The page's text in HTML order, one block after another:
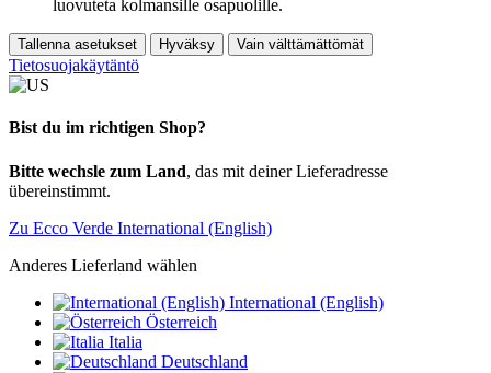
luovuteta kolmansille osapuolille.
Tallenna asetukset Hyväksy Vain välttämättömät
Tietosuojakäytäntö
Bist du im richtigen Shop?
Bitte wechsle zum Land, das mit deiner Lieferadresse
übereinstimmt.
Zu Ecco Verde International (English)
Anderes Lieferland wählen
International (English)
Österreich
Italia
Deutschland